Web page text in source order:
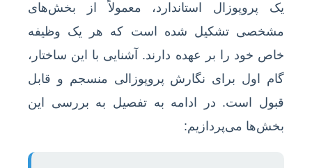
یک پروپوزال استاندارد، معمولاً از بخش‌های
مشخصی تشکیل شده است که هر یک وظیفه
خاص خود را بر عهده دارند. آشنایی با این ساختار،
گام اول برای نگارش پروپوزالی منسجم و قابل
قبول است. در ادامه به تفصیل به بررسی این
بخش‌ها می‌پردازیم: